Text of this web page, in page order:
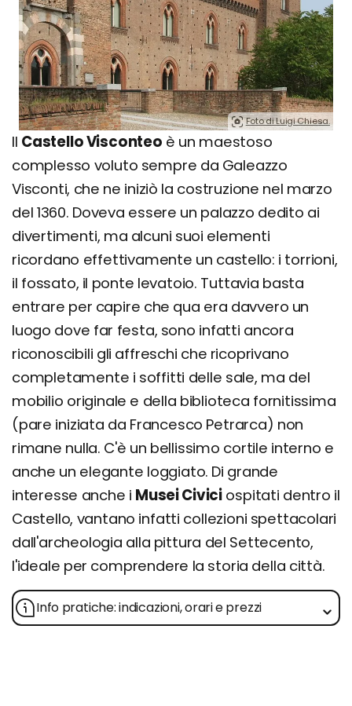
Foto di Luigi Chiesa.
Il Castello Visconteo è un maestoso
complesso voluto sempre da Galeazzo
Visconti, che ne iniziò la costruzione nel marzo
del 1360. Doveva essere un palazzo dedito ai
divertimenti, ma alcuni suoi elementi
ricordano effettivamente un castello: i torrioni,
il fossato, il ponte levatoio. Tuttavia basta
entrare per capire che qua era davvero un
luogo dove far festa, sono infatti ancora
riconoscibili gli affreschi che ricoprivano
completamente i soffitti delle sale, ma del
mobilio originale e della biblioteca fornitissima
(pare iniziata da Francesco Petrarca) non
rimane nulla. C'è un bellissimo cortile interno e
anche un elegante loggiato. Di grande
interesse anche i Musei Civici ospitati dentro il
Castello, vantano infatti collezioni spettacolari
dall'archeologia alla pittura del Settecento,
l'ideale per comprendere la storia della città.
Info pratiche: indicazioni, orari e prezzi